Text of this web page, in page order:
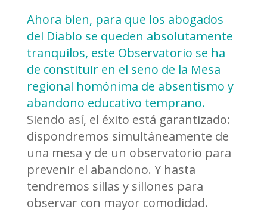
Ahora bien, para que los abogados
del Diablo se queden absolutamente
tranquilos, este Observatorio se ha
de constituir en el seno de la Mesa
regional homónima de absentismo y
abandono educativo temprano.
Siendo así, el éxito está garantizado:
dispondremos simultáneamente de
una mesa y de un observatorio para
prevenir el abandono. Y hasta
tendremos sillas y sillones para
observar con mayor comodidad.